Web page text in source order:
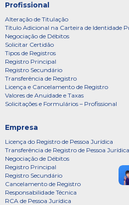
Profissional
Alteração de Titulação
Título Adicional na Carteira de Identidade
Negociação de Débitos
Solicitar Certidão
Tipos de Registros
Registro Principal
Registro Secundário
Transferência de Registro
Licença e Cancelamento de Registro
Valores de Anuidade e Taxas
Solicitações e Formulários – Profissional
Empresa
Licença do Registro de Pessoa Jurídica
Transferência de Registro de Pessoa Jurídica
Negociação de Débitos
Registro Principal
Registro Secundário
Cancelamento de Registro
Responsabilidade Técnica
RCA de Pessoa Jurídica